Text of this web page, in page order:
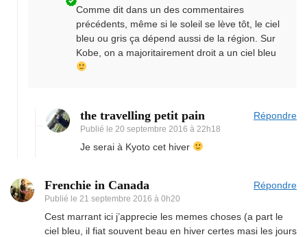
Comme dit dans un des commentaires
précédents, même si le soleil se lève tôt, le ciel
bleu ou gris ça dépend aussi de la région. Sur
Kobe, on a majoritairement droit a un ciel bleu
the travelling petit pain
Publié le 20 septembre 2016 à 22h18
Répondre
Je serai à Kyoto cet hiver
Frenchie in Canada
Publié le 21 septembre 2016 à 0h20
Répondre
Cest marrant ici j’apprecie les memes choses (a part le
ciel bleu, il fiat souvent beau en hiver certes masi les jours